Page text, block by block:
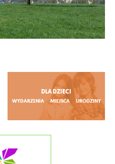
DLA DZIECI
WYDARZENIA MIEJSCA URODZINY